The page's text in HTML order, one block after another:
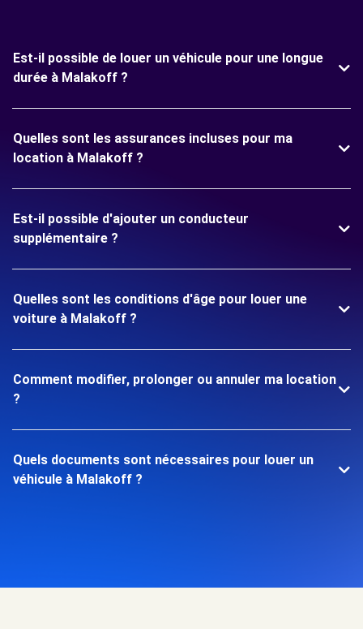
Est-il possible de louer un véhicule pour une longue
durée à Malakoff ?
Quelles sont les assurances incluses pour ma
location à Malakoff ?
Est-il possible d'ajouter un conducteur
supplémentaire ?
Quelles sont les conditions d'âge pour louer une
voiture à Malakoff ?
Comment modifier, prolonger ou annuler ma location
?
Quels documents sont nécessaires pour louer un
véhicule à Malakoff ?